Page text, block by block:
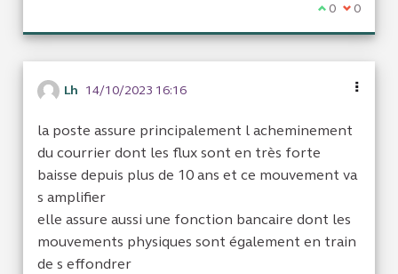
Je suis
0 Je ne
0
Lh 14/10/2023 16:16
la poste assure principalement l acheminement
du courrier dont les flux sont en très forte
baisse depuis plus de 10 ans et ce mouvement va
s amplifier
elle assure aussi une fonction bancaire dont les
mouvements physiques sont également en train
de s effondrer